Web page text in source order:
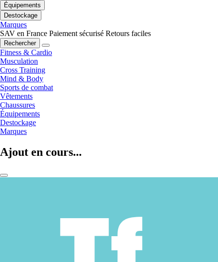
Équipements
Destockage
Marques
SAV en France Paiement sécurisé Retours faciles
Rechercher
Fitness & Cardio
Musculation
Cross Training
Mind & Body
Sports de combat
Vêtements
Chaussures
Équipements
Destockage
Marques
Ajout en cours...